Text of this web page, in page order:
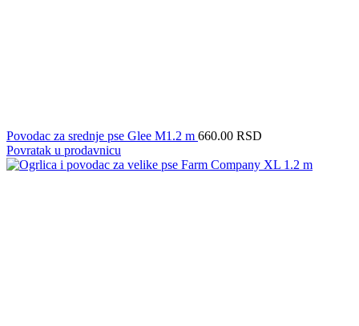
Povodac za srednje pse Glee M1.2 m 660.00 RSD
Povratak u prodavnicu